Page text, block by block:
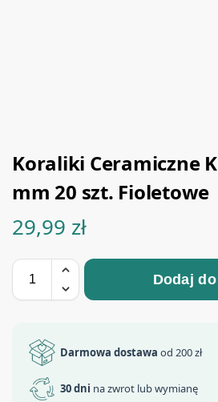
Koraliki Ceramiczne
mm 20 szt. Fioletowe
29,99 zł
Dodaj
Darmowa dostawa od 200 zł
30 dni na zwrot lub wymianę